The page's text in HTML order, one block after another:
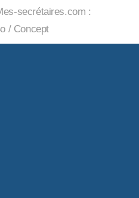
secrétaires.com :
/ Concept